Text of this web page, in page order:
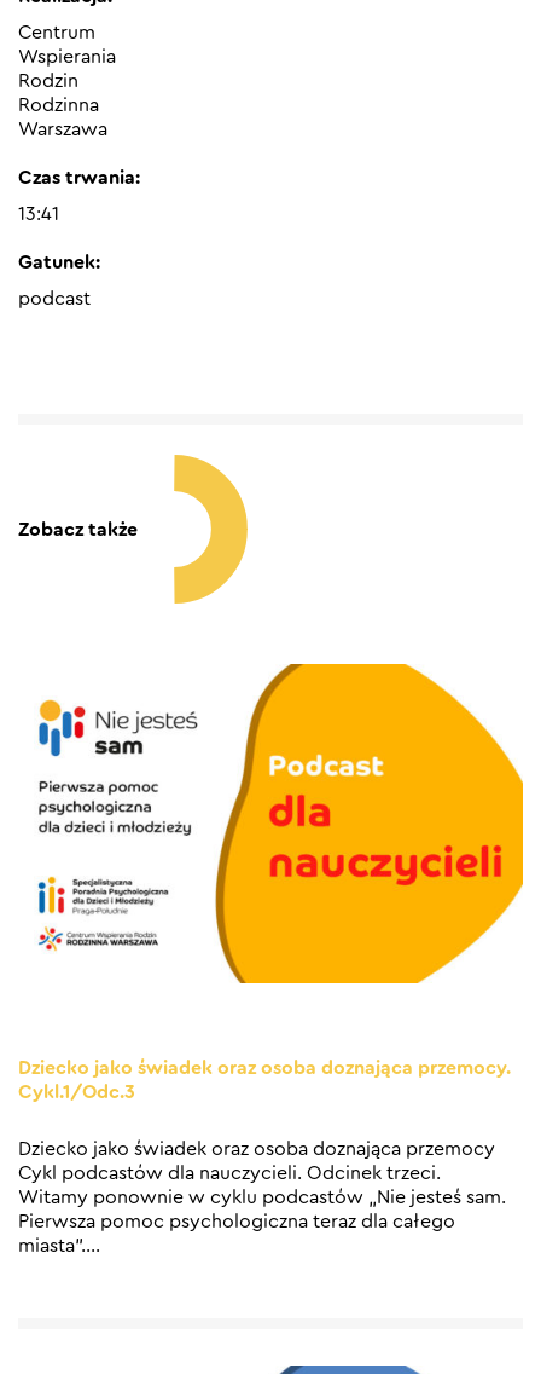
Centrum
Wspierania
Rodzin
Rodzinna
Warszawa
Czas trwania:
13:41
Gatunek:
podcast
Zobacz także
Dziecko jako świadek oraz osoba doznająca przemocy.
Cykl.1/Odc.3
Dziecko jako świadek oraz osoba doznająca przemocy
Cykl podcastów dla nauczycieli. Odcinek trzeci.
Witamy ponownie w cyklu podcastów „Nie jesteś sam.
Pierwsza pomoc psychologiczna teraz dla całego
miasta”.…